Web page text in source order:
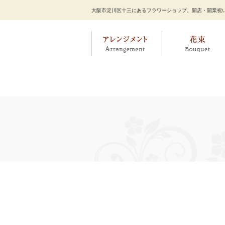
大阪市淀川区十三にあるフラワーショップ。開店・開業祝